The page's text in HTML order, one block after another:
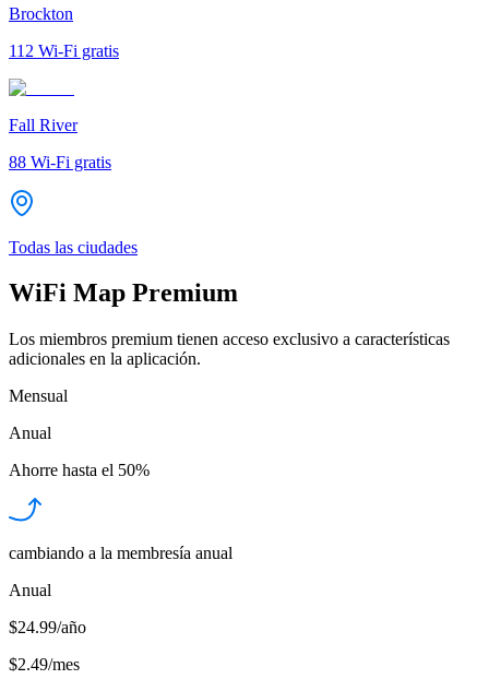
Brockton
112 Wi-Fi gratis
Fall River
88 Wi-Fi gratis
Todas las ciudades
WiFi Map Premium
Los miembros premium tienen acceso exclusivo a características
adicionales en la aplicación.
Mensual
Anual
Ahorre hasta el 50%
cambiando a la membresía anual
Anual
$24.99/año
$2.49/mes